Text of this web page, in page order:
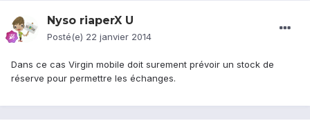
Nyso riaperX U
Posté(e) 22 janvier 2014
Dans ce cas Virgin mobile doit surement prévoir un stock de
réserve pour permettre les échanges.